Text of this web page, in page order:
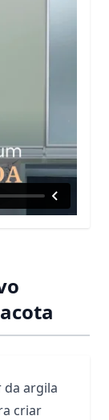
argila
criar